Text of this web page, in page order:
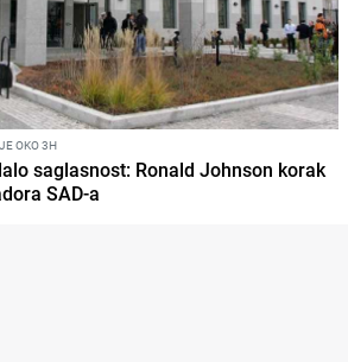
OKO 3H
saglasnost: Ronald Johnson korak
SAD-a